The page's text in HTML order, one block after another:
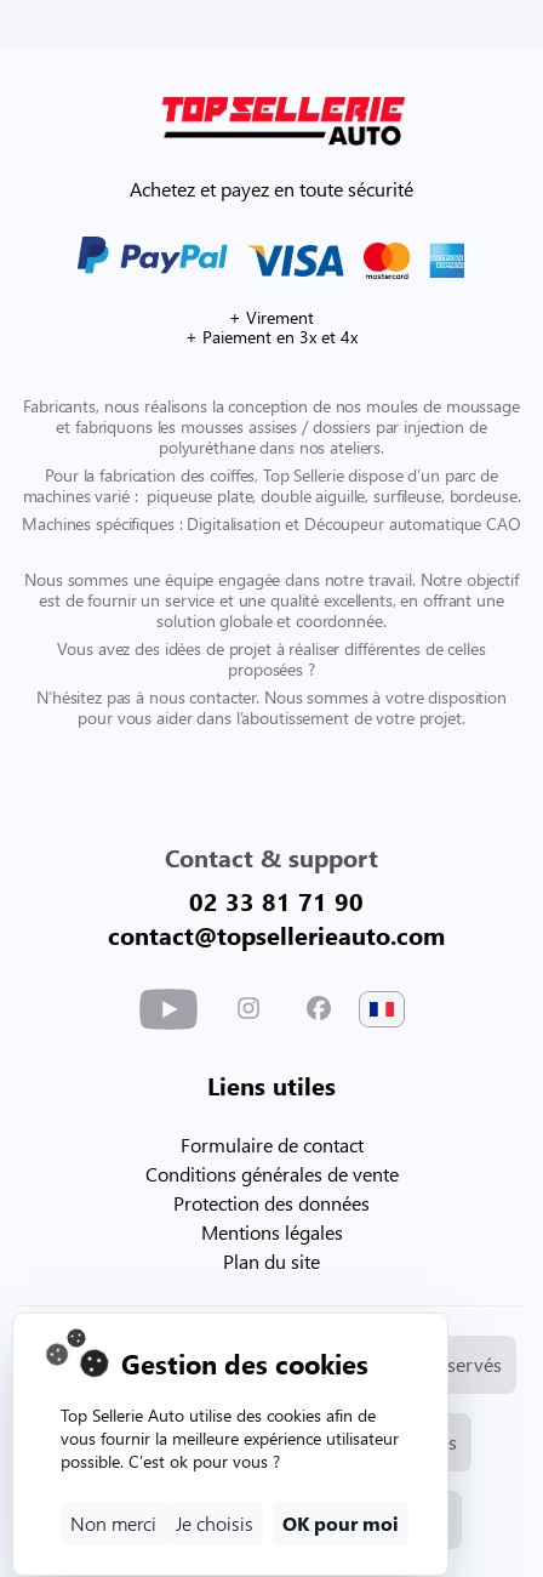
Achetez et payez en toute sécurité
+ Virement
+ Paiement en 3x et 4x
Fabricants, nous réalisons la conception de nos moules de moussage
et fabriquons les mousses assises / dossiers par injection de
polyuréthane dans nos ateliers.
Pour la fabrication des coiffes, Top Sellerie dispose d’un parc de
machines varié : piqueuse plate, double aiguille, surfileuse, bordeuse.
Machines spécifiques : Digitalisation et Découpeur automatique CAO
Nous sommes une équipe engagée dans notre travail. Notre objectif
est de fournir un service et une qualité excellents, en offrant une
solution globale et coordonnée.
Vous avez des idées de projet à réaliser différentes de celles
proposées ?
N’hésitez pas à nous contacter. Nous sommes à votre disposition
pour vous aider dans l’aboutissement de votre projet.
Contact & support
02 33 81 71 90
contact@topsellerieauto.com
Liens utiles
Formulaire de contact
Conditions générales de vente
Protection des données
Mentions légales
Plan du site
© Copyright 2026. Topsellerieauto Tous droits réservés
Fabrication et vente de selleries automobiles
Site internet créé par l'agence web Aurion
Gestion des cookies
Top Sellerie Auto utilise des cookies afin de
vous fournir la meilleure expérience utilisateur
possible. C'est ok pour vous ?
Non merci Je choisis OK pour moi